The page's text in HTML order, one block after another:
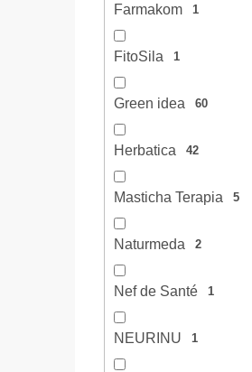
Farmakom 1
FitoSila 1
Green idea 60
Herbatica 42
Masticha Terapia 5
Naturmeda 2
Nef de Santé 1
NEURINU 1